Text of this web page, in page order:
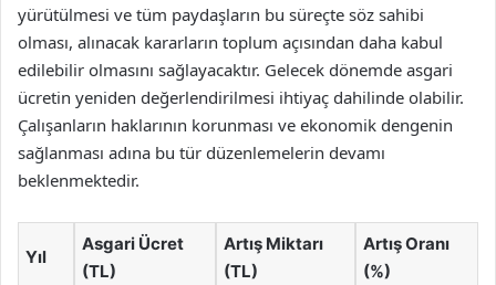
yürütülmesi ve tüm paydaşların bu süreçte söz sahibi
olması, alınacak kararların toplum açısından daha kabul
edilebilir olmasını sağlayacaktır. Gelecek dönemde asgari
ücretin yeniden değerlendirilmesi ihtiyaç dahilinde olabilir.
Çalışanların haklarının korunması ve ekonomik dengenin
sağlanması adına bu tür düzenlemelerin devamı
beklenmektedir.
Yıl
Asgari Ücret
(TL)
Artış Miktarı
(TL)
Artış Oranı
(%)